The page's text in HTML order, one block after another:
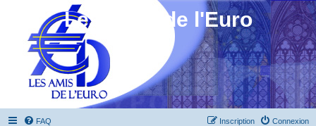
Les Amis de l'Euro
FAQ Connexion
Inscription